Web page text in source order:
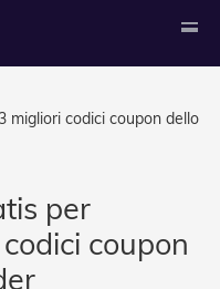
migliori codici coupon dello
per
coupon